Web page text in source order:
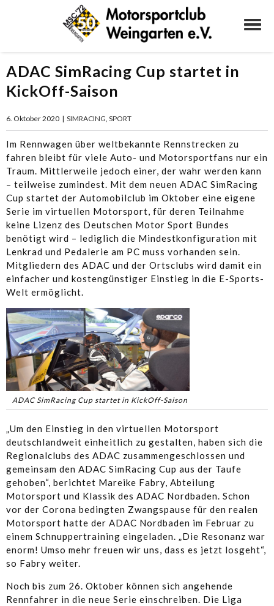
ADAC SimRacing Cup startet in
KickOff-Saison
6. Oktober 2020 | SIMRACING, SPORT
Im Rennwagen über weltbekannte Rennstrecken zu
fahren bleibt für viele Auto- und Motorsportfans nur ein
Traum. Mittlerweile jedoch einer, der wahr werden kann
– teilweise zumindest. Mit dem neuen ADAC SimRacing
Cup startet der Automobilclub im Oktober eine eigene
Serie im virtuellen Motorsport, für deren Teilnahme
keine Lizenz des Deutschen Motor Sport Bundes
benötigt wird – lediglich die Mindestkonfiguration mit
Lenkrad und Pedalerie am PC muss vorhanden sein.
Mitgliedern des ADAC und der Ortsclubs wird damit ein
einfacher und kostengünstiger Einstieg in die E-Sports-
Welt ermöglicht.
ADAC SimRacing Cup startet in KickOff-Saison
„Um den Einstieg in den virtuellen Motorsport
deutschlandweit einheitlich zu gestalten, haben sich die
Regionalclubs des ADAC zusammengeschlossen und
gemeinsam den ADAC SimRacing Cup aus der Taufe
gehoben“, berichtet Mareike Fabry, Abteilung
Motorsport und Klassik des ADAC Nordbaden. Schon
vor der Corona bedingten Zwangspause für den realen
Motorsport hatte der ADAC Nordbaden im Februar zu
einem Schnuppertraining eingeladen. „Die Resonanz war
enorm! Umso mehr freuen wir uns, dass es jetzt losgeht“,
so Fabry weiter.
Noch bis zum 26. Oktober können sich angehende
Rennfahrer in die neue Serie einschreiben. Die Liga